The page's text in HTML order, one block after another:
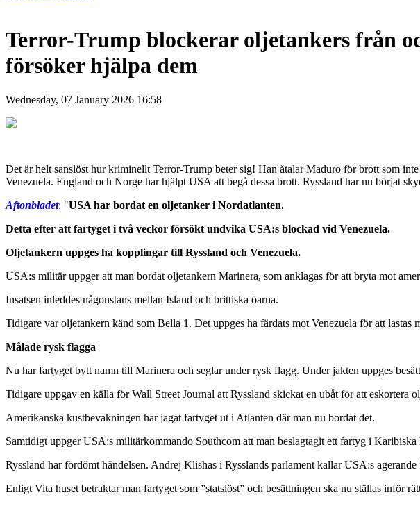
Terror-Trump blockerar oljetankers från
försöker hjälpa dem
Wednesday, 07 January 2026 16:58
Det är helt sanslöst hur kriminellt Terror-Trump beter sig! Han åtalar Maduro för brott som
Venezuela. England och Norge har hjälpt USA att begå dessa brott. Ryssland har nu börjat
Aftonbladet: "USA har bordat en oljetanker i Nordatlanten.
Detta efter att fartyget i två veckor försökt undvika USA:s blockad vid Venezuela.
Oljetankern uppges ha kopplingar till Ryssland och Venezuela.
USA:s militär uppger att man bordat oljetankern Marinera, som anklagas för att bryta mot
Insatsen inleddes någonstans mellan Island och brittiska öarna.
Tidigare var oljetankern känd som Bella 1. Det uppges ha färdats mot Venezuela för att
Målade rysk flagga
Nu har fartyget bytt namn till Marinera och seglar under rysk flagg. Under jakten uppges
Tidigare uppgav en källa för Wall Street Journal att Ryssland skickat en ubåt för att eskortera
Amerikanska kustbevakningen har jagat fartyget ut i Atlanten där man nu bordat det.
Samtidigt uppger USA:s militärkommando Southcom att man beslagtagit ett fartyg i Karibiska
Ryssland har fördömt händelsen. Andrej Klishas i Rysslands parlament kallar USA:s
Enligt Vita huset betraktar man fartyget som ”statslöst” och besättningen ska nu ställas inför